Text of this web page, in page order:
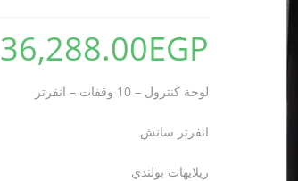
36,288.00EGP
لوحة كنترول – 10 وقفات – انفرتر
انفرتر سانش
ريلايهات بولندي